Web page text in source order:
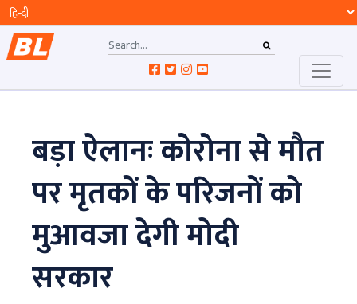
बड़ा ऐलानः कोरोना से मौत
पर मृतकों के परिजनों को
मुआवजा देगी मोदी
सरकार